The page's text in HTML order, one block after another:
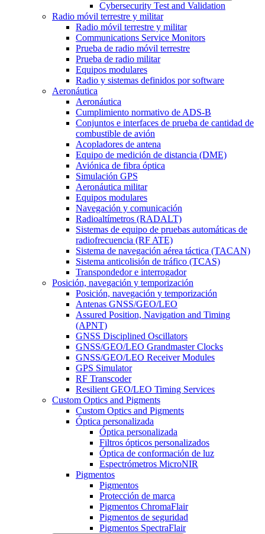
Cybersecurity Test and Validation
Radio móvil terrestre y militar
Radio móvil terrestre y militar
Communications Service Monitors
Prueba de radio móvil terrestre
Prueba de radio militar
Equipos modulares
Radio y sistemas definidos por software
Aeronáutica
Aeronáutica
Cumplimiento normativo de ADS-B
Conjuntos e interfaces de prueba de cantidad de
combustible de avión
Acopladores de antena
Equipo de medición de distancia (DME)
Aviónica de fibra óptica
Simulación GPS
Aeronáutica militar
Equipos modulares
Navegación y comunicación
Radioaltímetros (RADALT)
Sistemas de equipo de pruebas automáticas de
radiofrecuencia (RF ATE)
Sistema de navegación aérea táctica (TACAN)
Sistema anticolisión de tráfico (TCAS)
Transpondedor e interrogador
Posición, navegación y temporización
Posición, navegación y temporización
Antenas GNSS/GEO/LEO
Assured Position, Navigation and Timing
(APNT)
GNSS Disciplined Oscillators
GNSS/GEO/LEO Grandmaster Clocks
GNSS/GEO/LEO Receiver Modules
GPS Simulator
RF Transcoder
Resilient GEO/LEO Timing Services
Custom Optics and Pigments
Custom Optics and Pigments
Óptica personalizada
Óptica personalizada
Filtros ópticos personalizados
Óptica de conformación de luz
Espectrómetros MicroNIR
Pigmentos
Pigmentos
Protección de marca
Pigmentos ChromaFlair
Pigmentos de seguridad
Pigmentos SpectraFlair